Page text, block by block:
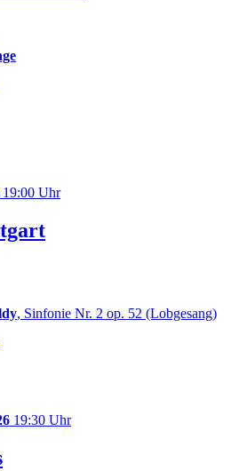
19:00 Uhr
, Sinfonie Nr. 2 op. 52 (Lobgesang)
19:30 Uhr